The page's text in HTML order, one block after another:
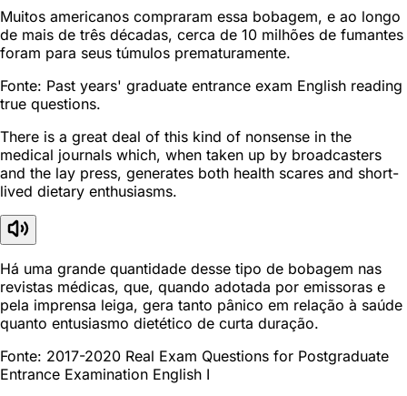
Muitos americanos compraram essa bobagem, e ao longo
de mais de três décadas, cerca de 10 milhões de fumantes
foram para seus túmulos prematuramente.
Fonte: Past years' graduate entrance exam English reading
true questions.
There is a great deal of this kind of nonsense in the
medical journals which, when taken up by broadcasters
and the lay press, generates both health scares and short-
lived dietary enthusiasms.
Há uma grande quantidade desse tipo de bobagem nas
revistas médicas, que, quando adotada por emissoras e
pela imprensa leiga, gera tanto pânico em relação à saúde
quanto entusiasmo dietético de curta duração.
Fonte: 2017-2020 Real Exam Questions for Postgraduate
Entrance Examination English I